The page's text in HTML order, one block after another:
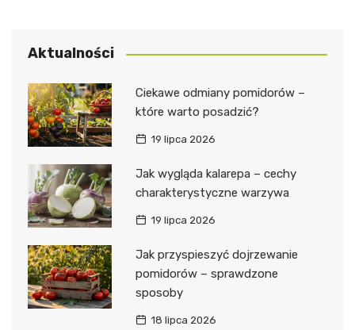
Aktualności
Ciekawe odmiany pomidorów –
które warto posadzić?
19 lipca 2026
Jak wygląda kalarepa – cechy
charakterystyczne warzywa
19 lipca 2026
Jak przyspieszyć dojrzewanie
pomidorów – sprawdzone
sposoby
18 lipca 2026